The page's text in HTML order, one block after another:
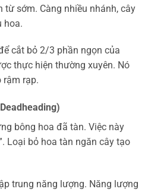
từ sớm. Càng nhiều nhánh, cây
hoa.
cắt bỏ 2/3 phần ngọn của
thực hiện thường xuyên. Nó
rạp.
bông hoa đã tàn. Việc này
Loại bỏ hoa tàn ngăn cây tạo
trung năng lượng. Năng lượng